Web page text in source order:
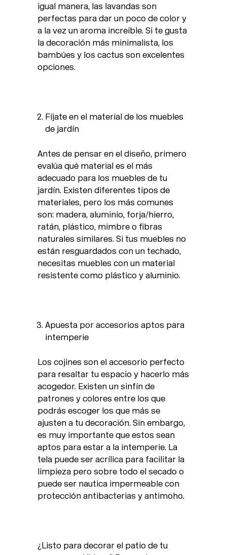
igual manera, las lavandas son
perfectas para dar un poco de color y
a la vez un aroma increíble. Si te gusta
la decoración más minimalista, los
bambúes y los cactus son excelentes
opciones.
Fíjate en el material de los muebles
de jardín
Antes de pensar en el diseño, primero
evalúa qué material es el más
adecuado para los muebles de tu
jardín. Existen diferentes tipos de
materiales, pero los más comunes
son: madera, aluminio, forja/hierro,
ratán, plástico, mimbre o fibras
naturales similares. Si tus muebles no
están resguardados con un techado,
necesitas muebles con un material
resistente como plástico y aluminio.
Apuesta por accesorios aptos para
intemperie
Los cojines son el accesorio perfecto
para resaltar tu espacio y hacerlo más
acogedor. Existen un sinfín de
patrones y colores entre los que
podrás escoger los que más se
ajusten a tu decoración. Sin embargo,
es muy importante que estos sean
aptos para estar a la intemperie. La
tela puede ser acrílica para facilitar la
limpieza pero sobre todo el secado o
puede ser nautica impermeable con
protección antibacterias y antimoho.
¿Listo para decorar el patio de tu